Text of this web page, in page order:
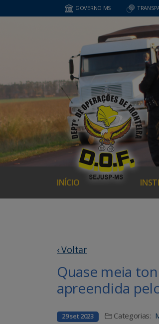
GOVERNO MS
INÍCIO
‹ Voltar
Quase meia
apreendida
29 set 2023 Categorias: